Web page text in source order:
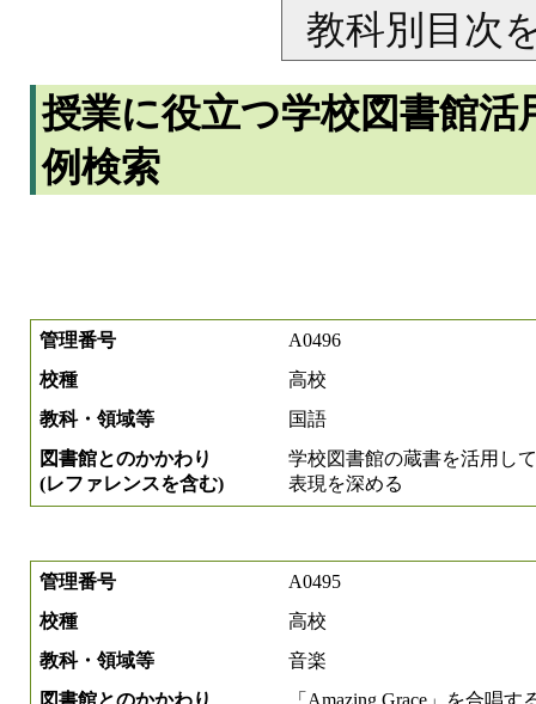
教科別目次
授業に役立つ学校図書館
例検索
管理番号
A0496
校種
高校
教科・領域等
国語
図書館とのかかわり
(レファレンスを含む)
学校図書館の蔵書を活用し
表現を深める
管理番号
A0495
校種
高校
教科・領域等
音楽